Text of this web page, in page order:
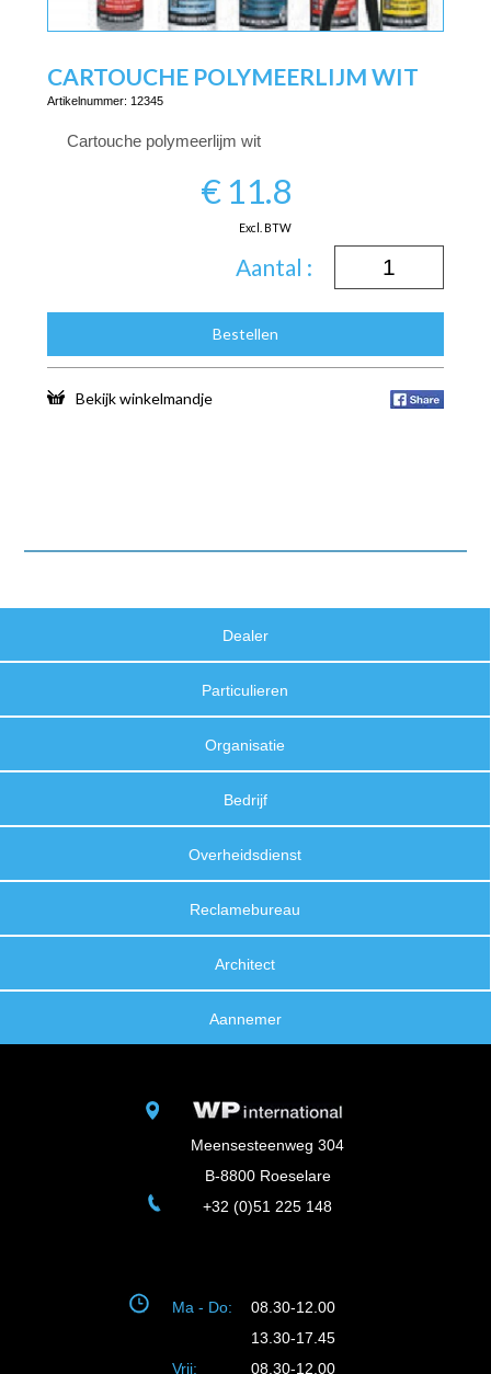
CARTOUCHE POLYMEERLIJM WIT
Artikelnummer: 12345
Cartouche polymeerlijm wit
€ 11.8
Excl. BTW
Aantal :
Bestellen
Bekijk winkelmandje
Dealer
Particulieren
Organisatie
Bedrijf
Overheidsdienst
Reclamebureau
Architect
Aannemer
Meensesteenweg 304
B-8800 Roeselare
+32 (0)51 225 148
Ma - Do:
08.30-12.00
13.30-17.45
Vrij:
08.30-12.00